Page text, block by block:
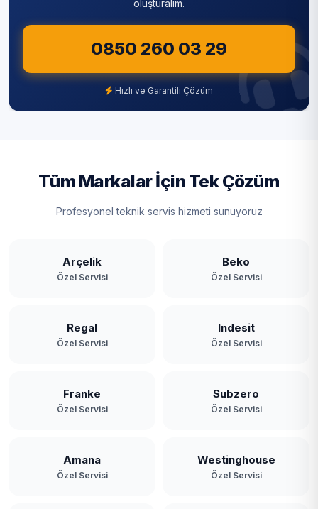
Şişli
Tuzla
Üsküdar
Zeytinburnu
oluşturalım.
0850 260 03 29
Hızlı ve Garantili Çözüm
Tüm Markalar İçin Tek Çözüm
Profesyonel teknik servis hizmeti sunuyoruz
Arçelik
Özel Servisi
Beko
Özel Servisi
Regal
Özel Servisi
Indesit
Özel Servisi
Franke
Özel Servisi
Subzero
Özel Servisi
Amana
Özel Servisi
Westinghouse
Özel Servisi